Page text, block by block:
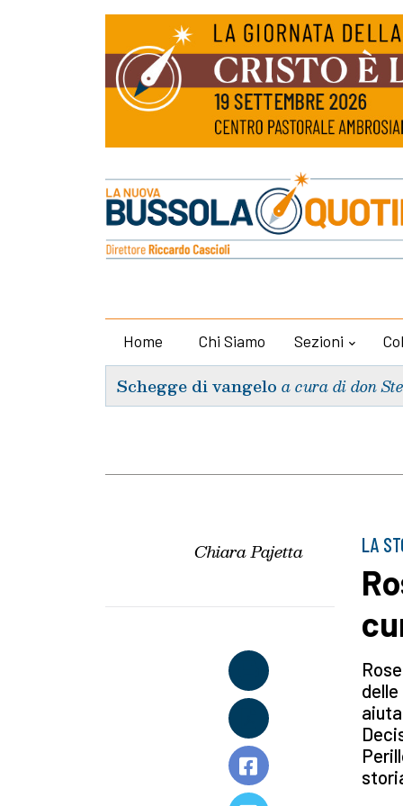
Home Chi Siamo Sezioni
Schegge di vangelo a cura di don
Chiara Pajetta LA